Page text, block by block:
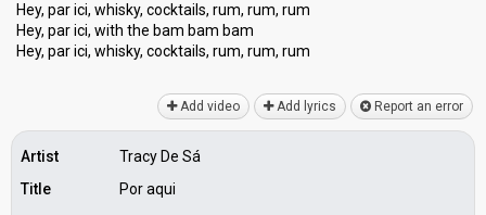
Hey, par ici, whisky, cocktails, rum, rum, rum
Hey, par ici, with the bam bam bam
Hey, par ici, whisky, cocktаilѕ, rum, rum, rum
Add video Add lyrics Report an error
Artist
Tracy De Sá
Title
Por aqui